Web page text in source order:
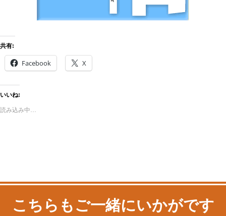
共有:
Facebook X
いいね:
読み込み中…
こちらもご一緒にいかがです